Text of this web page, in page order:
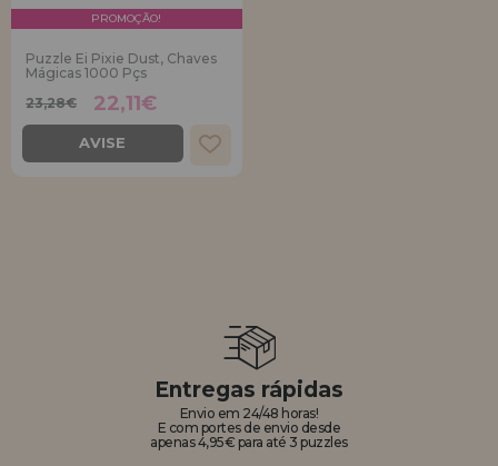
PROMOÇÃO!
Puzzle Ei Pixie Dust, Chaves
Mágicas 1000 Pçs
23,28€
22,11€
AVISE
Entregas rápidas
Envio em 24/48 horas!
E com portes de envio desde
apenas 4,95€ para até 3 puzzles